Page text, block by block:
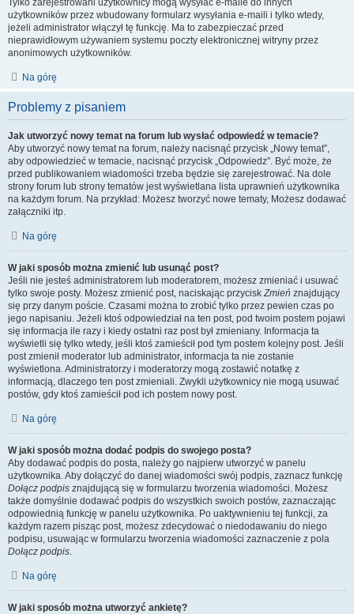
Tylko zarejestrowani użytkownicy mogą wysyłać e-maile do innych
użytkowników przez wbudowany formularz wysyłania e-maili i tylko wtedy,
jeżeli administrator włączył tę funkcję. Ma to zabezpieczać przed
nieprawidłowym używaniem systemu poczty elektronicznej witryny przez
anonimowych użytkowników.
Na górę
Problemy z pisaniem
Jak utworzyć nowy temat na forum lub wysłać odpowiedź w temacie?
Aby utworzyć nowy temat na forum, należy nacisnąć przycisk „Nowy temat”,
aby odpowiedzieć w temacie, nacisnąć przycisk „Odpowiedz”. Być może, że
przed publikowaniem wiadomości trzeba będzie się zarejestrować. Na dole
strony forum lub strony tematów jest wyświetlana lista uprawnień użytkownika
na każdym forum. Na przykład: Możesz tworzyć nowe tematy, Możesz dodawać
załączniki itp.
Na górę
W jaki sposób można zmienić lub usunąć post?
Jeśli nie jesteś administratorem lub moderatorem, możesz zmieniać i usuwać
tylko swoje posty. Możesz zmienić post, naciskając przyciskZmień znajdujący
się przy danym poście. Czasami można to zrobić tylko przez pewien czas po
jego napisaniu. Jeżeli ktoś odpowiedział na ten post, pod twoim postem pojawi
się informacja ile razy i kiedy ostatni raz post był zmieniany. Informacja ta
wyświetli się tylko wtedy, jeśli ktoś zamieścił pod tym postem kolejny post. Jeśli
post zmienił moderator lub administrator, informacja ta nie zostanie
wyświetlona. Administratorzy i moderatorzy mogą zostawić notatkę z
informacją, dlaczego ten post zmieniali. Zwykli użytkownicy nie mogą usuwać
postów, gdy ktoś zamieścił pod ich postem nowy post.
Na górę
W jaki sposób można dodać podpis do swojego posta?
Aby dodawać podpis do posta, należy go najpierw utworzyć w panelu
użytkownika. Aby dołączyć do danej wiadomości swój podpis, zaznacz funkcję
Dołącz podpis znajdującą się w formularzu tworzenia wiadomości. Możesz
także domyślnie dodawać podpis do wszystkich swoich postów, zaznaczając
odpowiednią funkcję w panelu użytkownika. Po uaktywnieniu tej funkcji, za
każdym razem pisząc post, możesz zdecydować o niedodawaniu do niego
podpisu, usuwając w formularzu tworzenia wiadomości zaznaczenie z pola
Dołącz podpis.
Na górę
W jaki sposób można utworzyć ankietę?